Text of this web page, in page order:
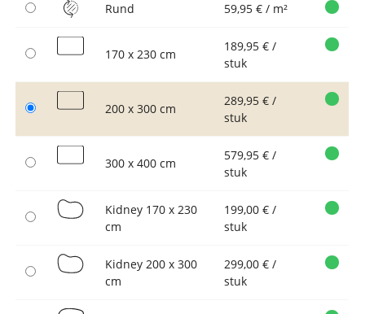
Rund 59,95 € / m²
170 x 230 cm
189,95 € /
stuk
200 x 300 cm
289,95 € /
stuk
300 x 400 cm
579,95 € /
stuk
Kidney 170 x 230
cm
199,00 € /
stuk
Kidney 200 x 300
cm
299,00 € /
stuk